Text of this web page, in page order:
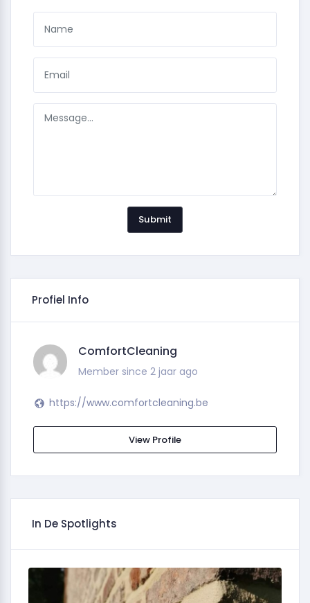
Submit
Profiel Info
ComfortCleaning
Member since 2 jaar ago
https://www.comfortcleaning.be
View Profile
In De Spotlights